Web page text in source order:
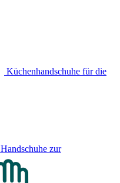
Küchenhandschuhe für die
Handschuhe zur